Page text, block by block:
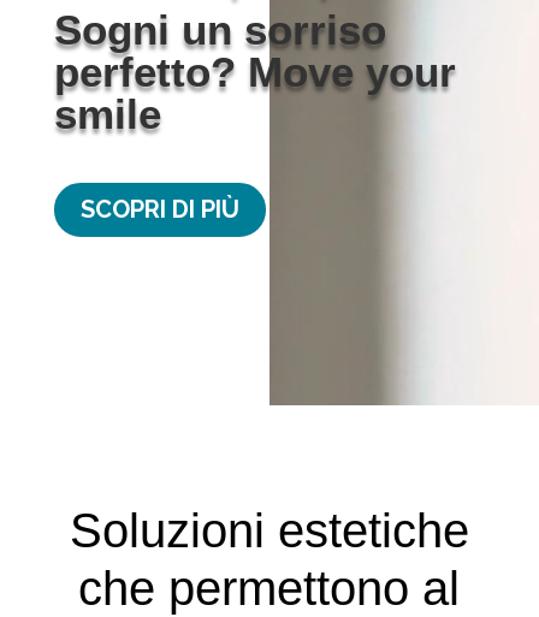
Sogni un sorriso
perfetto? Move your
smile
SCOPRI DI PIÙ
Soluzioni estetiche
che permettono al